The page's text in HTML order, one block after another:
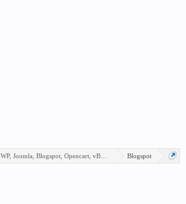
WP, Joomla, Blogspot, Opencart, vBB, Xenforo...Blogspot